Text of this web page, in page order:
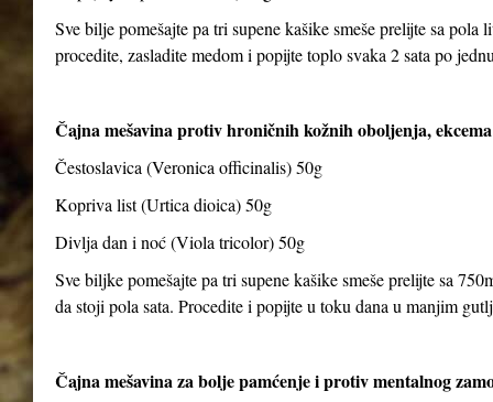
Sve bilje pomešajte pa tri supene kašike smeše prelijte sa
procedite, zasladite medom i popijte toplo svaka 2 sata po
Čajna mešavina protiv hroničnih kožnih oboljenja,
Čestoslavica (Veronica officinalis) 50g
Kopriva list (Urtica dioica) 50g
Divlja dan i noć (Viola tricolor) 50g
Sve biljke pomešajte pa tri supene kašike smeše prelijte sa
da stoji pola sata. Procedite i popijte u toku dana u manjim
Čajna mešavina za bolje pamćenje i protiv mentalnog